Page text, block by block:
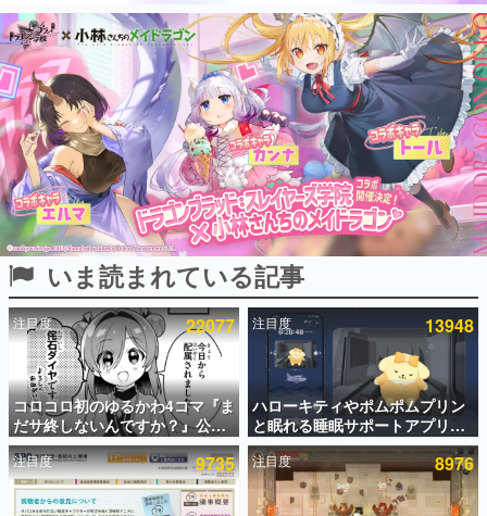
ピックアップ
電ファミのいま読まれている記事ランキング
アプリセール情報
インタビュー
連載・特集一覧
殿堂入り記事
SNS拡散数が数千以上！ ページビュー数万以上！ などな
ど。多くの人々に読まれた、電ファミ渾身の“殿堂入り”記
事をまとめました。
ゲームの企画書
名作ゲームクリエイターの方々に製作時のエピソードをお
聞きし、ヒットする企画（ゲーム）とは何か？を探ってい
きます。
赫本
この物語を解いてはいけない。『赫本』は、〈試験問題〉
の形をした短編ホラー小説集です。
いま読まれている記事
注目度 22077
コロコロ初のゆるかわ4コマ『ま
だサ終しないんですか？』公開
スタート。主人公は新入社員の
侘石ダイヤ、ゲーム会社を舞台
にトラブルへ対応する社員たち
を描く
注目度 13948
ハローキティやポムポムプリン
と眠れる睡眠サポートアプリ
『ゆめたび』が配信中。キャラ
ごとのASMRや目覚ましアラー
ムも搭載
注目度 9735 注目度 8976